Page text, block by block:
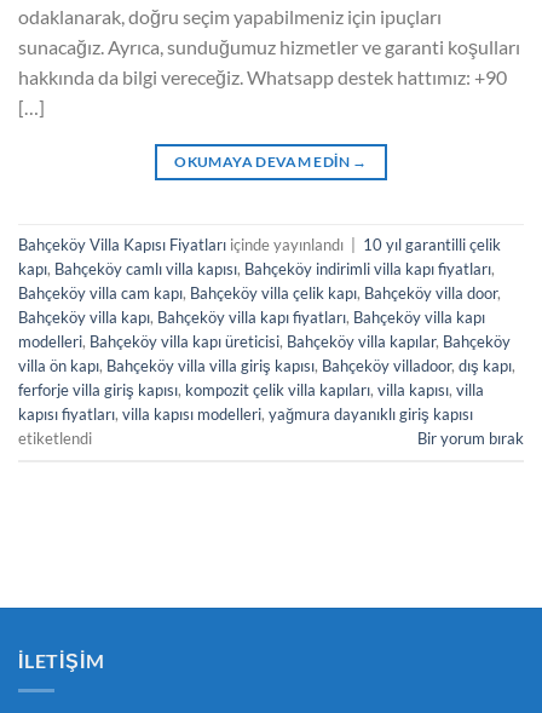
odaklanarak, doğru seçim yapabilmeniz için ipuçları
sunacağız. Ayrıca, sunduğumuz hizmetler ve garanti koşulları
hakkında da bilgi vereceğiz. Whatsapp destek hattımız: +90
[…]
OKUMAYA DEVAM EDIN →
Bahçeköy Villa Kapısı Fiyatları içinde yayınlandı
10 yıl garantilli çelik
kapı, Bahçeköy camlı villa kapısı, Bahçeköy indirimli villa kapı fiyatları,
Bahçeköy villa cam kapı, Bahçeköy villa çelik kapı, Bahçeköy villa door,
Bahçeköy villa kapı, Bahçeköy villa kapı fiyatları, Bahçeköy villa kapı
modelleri, Bahçeköy villa kapı üreticisi, Bahçeköy villa kapılar, Bahçeköy
villa ön kapı, Bahçeköy villa villa giriş kapısı, Bahçeköy villadoor, dış kapı,
ferforje villa giriş kapısı, kompozit çelik villa kapıları, villa kapısı, villa
kapısı fiyatları, villa kapısı modelleri, yağmura dayanıklı giriş kapısı
etiketlendi
Bir yorum bırak
İLETIŞIM